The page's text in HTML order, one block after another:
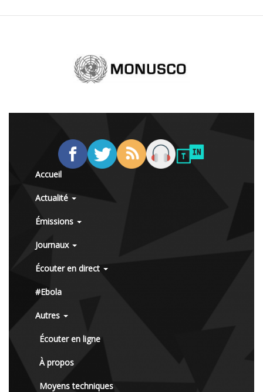
Accueil
Actualité
Émissions
Journaux
Écouter en direct
#Ebola
Autres
Écouter en ligne
À propos
Moyens techniques